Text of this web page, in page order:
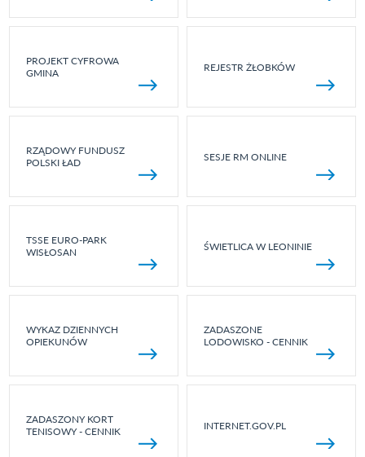
PROJEKT CYFROWA
GMINA
REJESTR ŻŁOBKÓW
RZĄDOWY FUNDUSZ
POLSKI ŁAD
SESJE RM ONLINE
TSSE EURO-PARK
WISŁOSAN
ŚWIETLICA W LEONINIE
WYKAZ DZIENNYCH
OPIEKUNÓW
ZADASZONE
LODOWISKO - CENNIK
ZADASZONY KORT
TENISOWY - CENNIK
INTERNET.GOV.PL